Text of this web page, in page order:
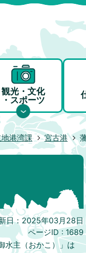
観光・文化
・スポーツ
港湾課 宮古港
日：2025年03月28日
ページID : 1689
水主（おかこ）」は